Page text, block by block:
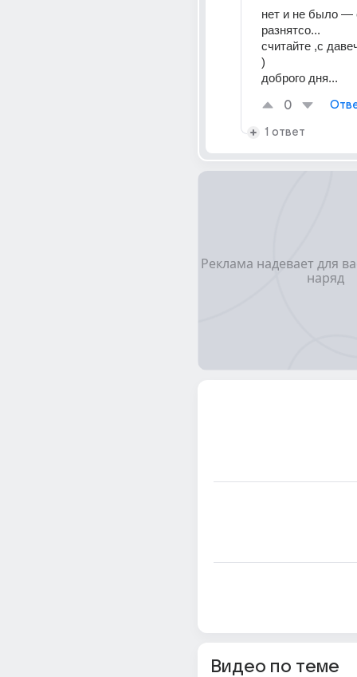
нет и не было —
разнятсо...
считайте ,с
)
доброго дня...
0
1 ответ
Видео по теме